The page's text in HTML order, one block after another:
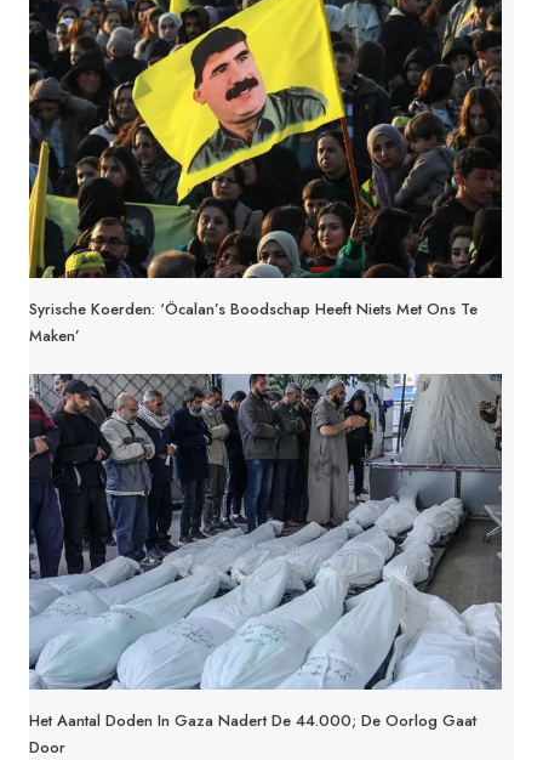
Syrische Koerden: ‘Öcalan’s Boodschap Heeft Niets Met Ons Te
Maken’
Het Aantal Doden In Gaza Nadert De 44.000; De Oorlog Gaat
Door